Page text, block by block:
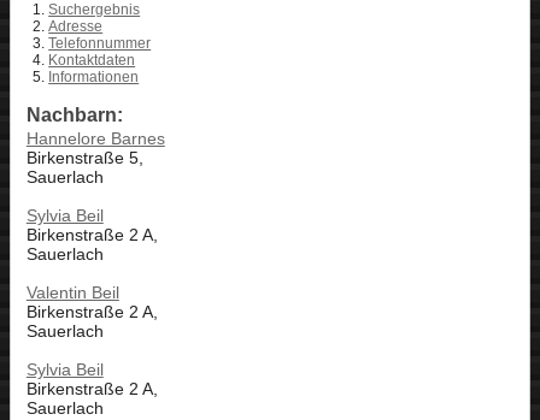
Suchergebnis
Adresse
Telefonnummer
Kontaktdaten
Informationen
Nachbarn:
Hannelore Barnes
Birkenstraße 5,
Sauerlach
Sylvia Beil
Birkenstraße 2 A,
Sauerlach
Valentin Beil
Birkenstraße 2 A,
Sauerlach
Sylvia Beil
Birkenstraße 2 A,
Sauerlach